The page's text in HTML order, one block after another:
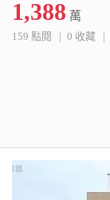
1,388 萬
159 點閱 0 收藏